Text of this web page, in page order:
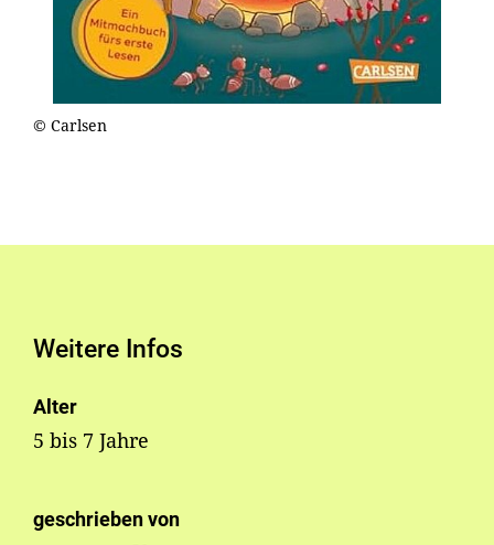
© Carlsen
Weitere Infos
Alter
5 bis 7 Jahre
geschrieben von